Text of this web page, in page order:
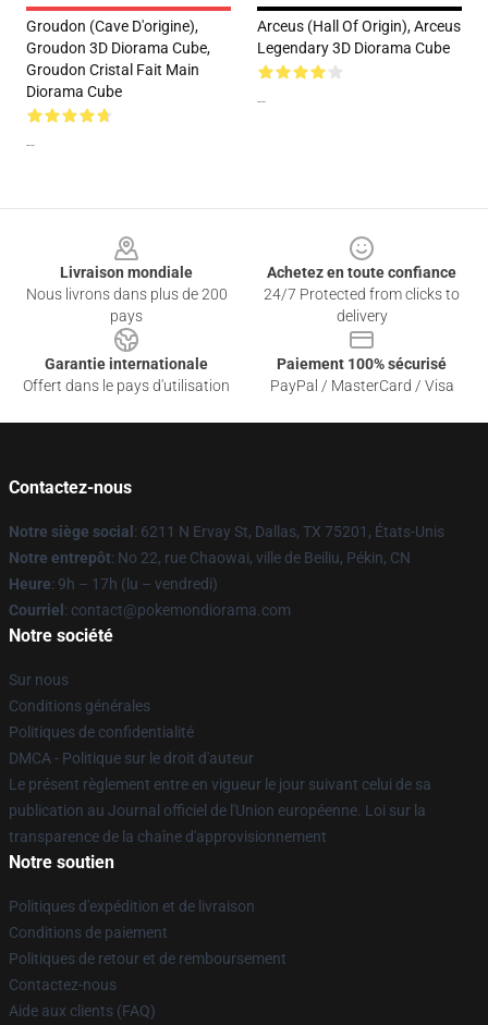
Groudon (Cave D'origine),
Groudon 3D Diorama Cube,
Groudon Cristal Fait Main
Diorama Cube
--
Arceus (Hall Of Origin), Arceus
Legendary 3D Diorama Cube
--
Livraison mondiale
Nous livrons dans plus de 200
pays
Achetez en toute confiance
24/7 Protected from clicks to
delivery
Garantie internationale
Offert dans le pays d'utilisation
Paiement 100% sécurisé
PayPal / MasterCard / Visa
Contactez-nous
Notre siège social : 6211 N Ervay St, Dallas, TX 75201, États-Unis
Notre entrepôt: No 22, rue Chaowai, ville de Beiliu, Pékin, CN
Heure: 9h – 17h (lu – vendredi)
Courriel : contact@pokemondiorama.com
Notre société
Sur nous
Conditions générales
Politiques de confidentialité
DMCA - Politique sur le droit d'auteur
Le présent règlement entre en vigueur le jour suivant celui de sa
publication au Journal officiel de l'Union européenne. Loi sur la
transparence de la chaîne d'approvisionnement
Notre soutien
Politiques d'expédition et de livraison
Conditions de paiement
Politiques de retour et de remboursement
Contactez-nous
Aide aux clients (FAQ)